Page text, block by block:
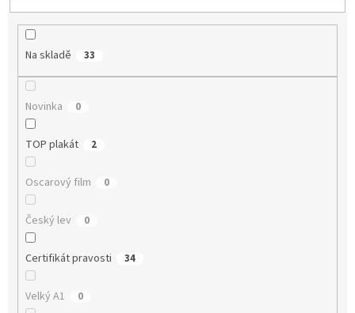
p
Na skladě 33
Novinka 0
TOP plakát 2
Oscarový film 0
Český lev 0
Certifikát pravosti 34
Velký A1 0